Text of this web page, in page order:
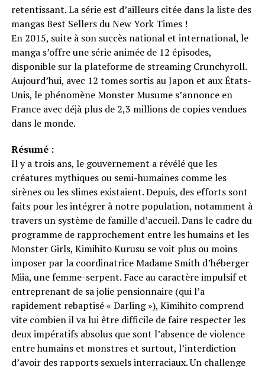
retentissant. La série est d’ailleurs citée dans la liste des
mangas Best Sellers du New York Times !
En 2015, suite à son succès national et international, le
manga s’offre une série animée de 12 épisodes,
disponible sur la plateforme de streaming Crunchyroll.
Aujourd’hui, avec 12 tomes sortis au Japon et aux États-
Unis, le phénomène Monster Musume s’annonce en
France avec déjà plus de 2,3 millions de copies vendues
dans le monde.
Résumé :
Il y a trois ans, le gouvernement a révélé que les
créatures mythiques ou semi-humaines comme les
sirènes ou les slimes existaient. Depuis, des efforts sont
faits pour les intégrer à notre population, notamment à
travers un système de famille d’accueil. Dans le cadre du
programme de rapprochement entre les humains et les
Monster Girls, Kimihito Kurusu se voit plus ou moins
imposer par la coordinatrice Madame Smith d’héberger
Miia, une femme-serpent. Face au caractère impulsif et
entreprenant de sa jolie pensionnaire (qui l’a
rapidement rebaptisé « Darling »), Kimihito comprend
vite combien il va lui être difficile de faire respecter les
deux impératifs absolus que sont l’absence de violence
entre humains et monstres et surtout, l’interdiction
d’avoir des rapports sexuels interraciaux. Un challenge